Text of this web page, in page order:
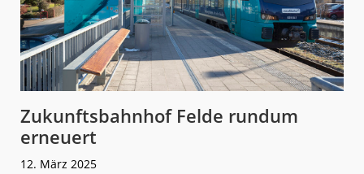
Zukunftsbahnhof Felde rundum
erneuert
12. März 2025